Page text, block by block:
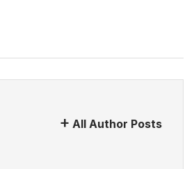
All Author Posts